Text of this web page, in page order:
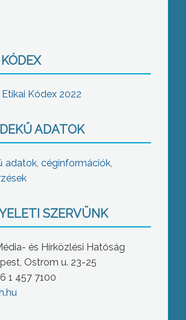
Kódex 2022
ADATOK
adatok, céginformációk,
SZERVÜNK
és Hírközlési Hatóság
Ostrom u. 23-25
1 457 7100